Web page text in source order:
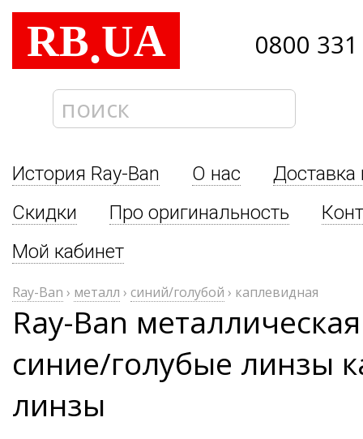
RB.UA 0800
История Ray-Ban О нас
Доставка
Скидки
Про оригинальность
Мой кабинет
Ray-Ban › металл › синий/голубой › каплевидная
Ray-Ban
синие/голубые линзы
линзы